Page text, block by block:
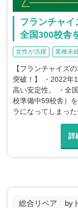
フランチャ
全国300校舎
女性が活躍 業種未
【フランチャイズ
突破！】 ・2022年
高い安定性。 ・全
校準備中59校舎）
ラになってしまっ
詳
総合リペア by